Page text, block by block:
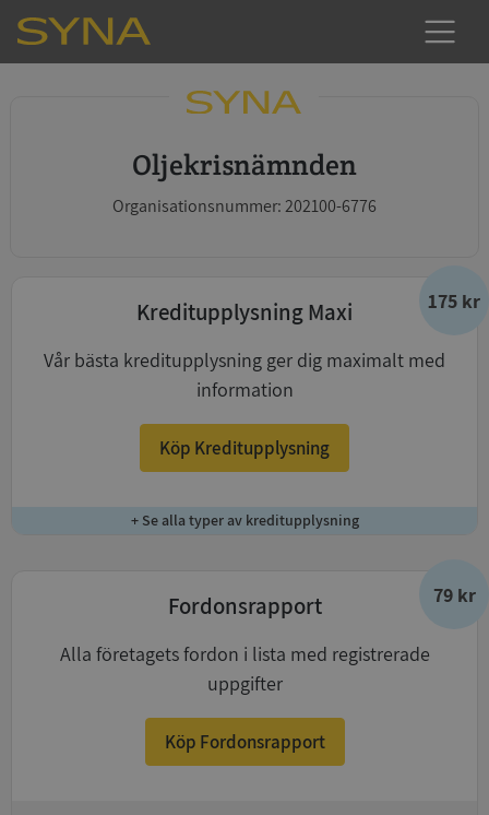
Oljekrisnämnden
Organisationsnummer: 202100-6776
175 kr
Kreditupplysning Maxi
Vår bästa kreditupplysning ger dig maximalt med
information
Köp Kreditupplysning
+ Se alla typer av kreditupplysning
79 kr
Fordonsrapport
Alla företagets fordon i lista med registrerade
uppgifter
Köp Fordonsrapport